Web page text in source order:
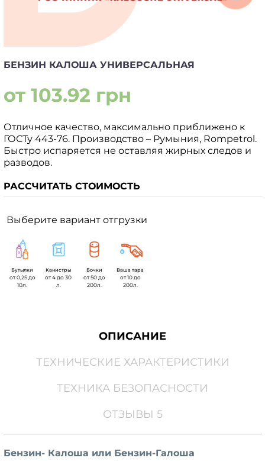
БЕНЗИН КАЛОША УНИВЕРСАЛЬНАЯ
от 103.92 грн
Отличное качество, максимально приближено к
ГОСТу 443-76. Производство – Румыния, Rompetrol.
Быстро испаряется не оставляя жирных следов и
разводов.
РАССЧИТАТЬ СТОИМОСТЬ
Выберите вариант отгрузки
Бутылки
от 0,25 до
10л.
Канистры
от 4 до 30
л.
Бочки
от 50 до
200л.
Ваша тара
от 10 до
200л.
ОПИСАНИЕ
ТЕХНИЧЕСКИЕ ХАРАКТЕРИСТИКИ
ТЕХНИКА БЕЗОПАСНОСТИ
ОТЗЫВЫ 5
Бензин- Калоша или Бензин-Галоша